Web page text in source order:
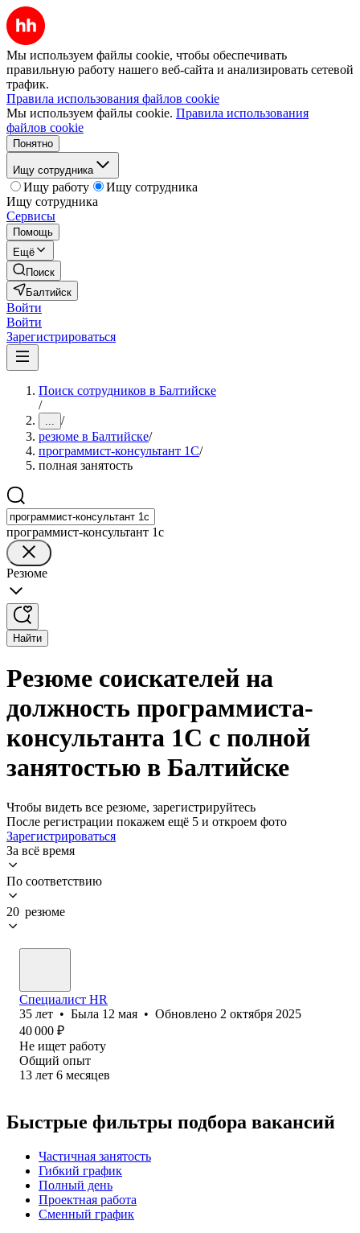
Мы используем файлы cookie, чтобы обеспечивать
правильную работу нашего веб-сайта и анализировать сетевой
трафик.
Правила использования файлов cookie
Мы используем файлы cookie. Правила использования
файлов cookie
Понятно
Ищу сотрудника
Ищу работу
Ищу сотрудника
Ищу сотрудника
Сервисы
Помощь
Ещё
Поиск
Балтийск
Войти
Войти
Зарегистрироваться
Поиск сотрудников в Балтийске
/
... /
резюме в Балтийске/
программист-консультант 1C/
полная занятость
программист-консультант 1c
Резюме
Найти
Резюме соискателей на
должность программиста-
консультанта 1C с полной
занятостью в Балтийске
Чтобы видеть все резюме, зарегистрируйтесь
После регистрации покажем ещё 5 и откроем фото
Зарегистрироваться
За всё время
По соответствию
20 резюме
Специалист HR
35 лет • Была 12 мая • Обновлено 2 октября 2025
40 000 ₽
Не ищет работу
Общий опыт
13 лет 6 месяцев
Быстрые фильтры подбора вакансий
Частичная занятость
Гибкий график
Полный день
Проектная работа
Сменный график